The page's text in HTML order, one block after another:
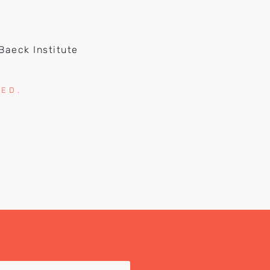
Institute